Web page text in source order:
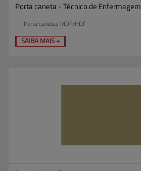
Porta caneta - Técnico de Enfermagem
Porta canetas MDF/HDF
SAIBA MAIS +